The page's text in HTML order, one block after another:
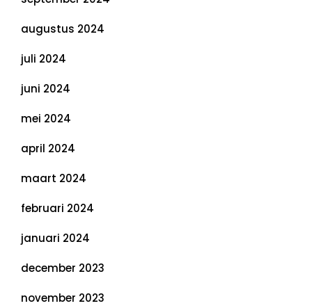
augustus 2024
juli 2024
juni 2024
mei 2024
april 2024
maart 2024
februari 2024
januari 2024
december 2023
november 2023